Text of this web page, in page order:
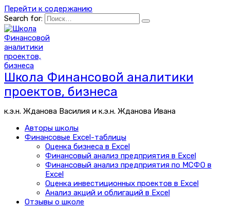
Перейти к содержанию
Search for:
Школа Финансовой аналитики
проектов, бизнеса
к.э.н. Жданова Василия и к.э.н. Жданова Ивана
Авторы школы
Финансовые Excel-таблицы
Оценка бизнеса в Excel
Финансовый анализ предприятия в Excel
Финансовый анализ предприятия по МСФО в
Excel
Оценка инвестиционных проектов в Excel
Анализ акций и облигаций в Excel
Отзывы о школе